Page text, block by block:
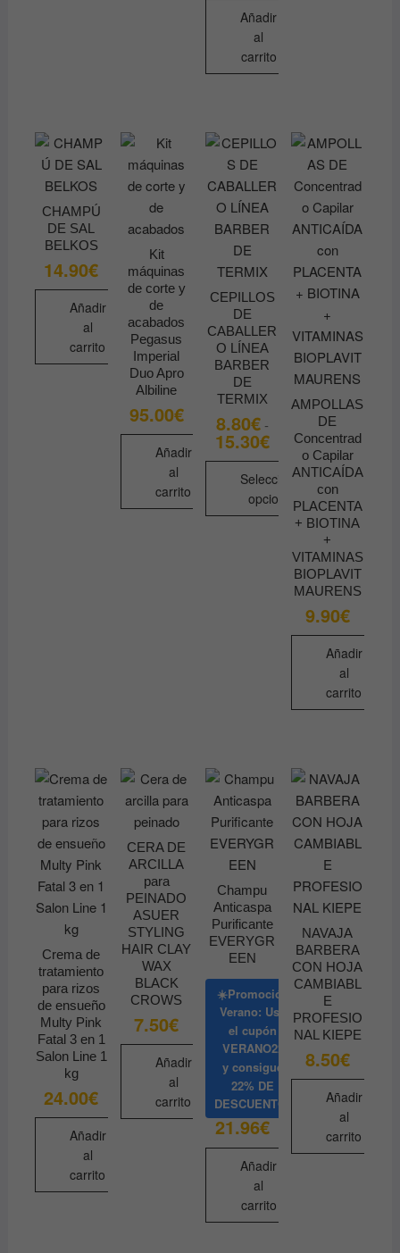
producto
Añadir
al
carrito
CHAMPÚ
DE SAL
BELKOS
14.90€
Añadir
al
carrito
Kit
máquinas
de corte y
de
acabados
Pegasus
Imperial
Duo Apro
Albiline
95.00€
Añadir
al
carrito
CEPILLOS
DE
CABALLER
O LÍNEA
BARBER
DE
TERMIX
8.80€ -
15.30€Rango
de
precios:
desde
8.80€
hasta
15.30€
Seleccionar
opciones
página
de
producto
AMPOLLAS
DE
Concentrad
o Capilar
ANTICAÍDA
con
PLACENTA
+ BIOTINA
+
VITAMINAS
BIOPLAVIT
MAURENS
9.90€
Añadir
al
carrito
Crema de
tratamiento
para rizos
de ensueño
Multy Pink
Fatal 3 en 1
Salon Line 1
kg
24.00€
Añadir
al
carrito
CERA DE
ARCILLA
para
PEINADO
ASUER
STYLING
HAIR CLAY
WAX
BLACK
CROWS
7.50€
Añadir
al
carrito
Champu
Anticaspa
Purificante
EVERYGR
EEN
☀️Promoción
Verano: Usa
el cupón
VERANO22
y consigue
22% DE
DESCUENTO
21.96€
Añadir
al
carrito
NAVAJA
BARBERA
CON HOJA
CAMBIABL
E
PROFESIO
NAL KIEPE
8.50€
Añadir
al
carrito